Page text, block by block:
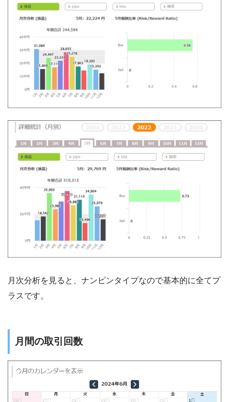
月次分析を見ると、ナンピンタイプなので基本的に全てプ
ラスです。
月間の取引回数